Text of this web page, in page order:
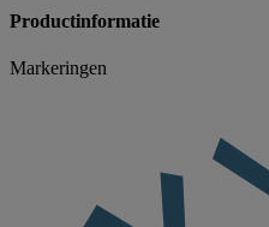
Productinformatie
Markeringen